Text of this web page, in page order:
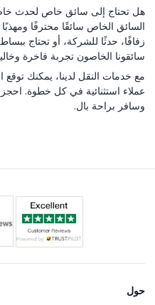
هل تحتاج إلى سائق خاص لحدث
السائق الخاص سائقًا محترفًا
زفافًا، حدثًا للشركة، أو تحتاج
سائقونا الخاصون تجربة فاخرة
مع خدمات النقل لدينا، يمكنك توقع
عملاء استثنائية في كل خطوة.
وسافر براحة بال.
حول